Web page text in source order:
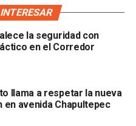
de San Luis
Aguirre, sostuvo una
consulares de El
en San Luis Potosí
principales necesidades
cada país, tanto de
potosina como de las
de paso por la ciudad.
la disposición del
la seguridad con
en el Corredor
llama a respetar la nueva
en avenida Chapultepec